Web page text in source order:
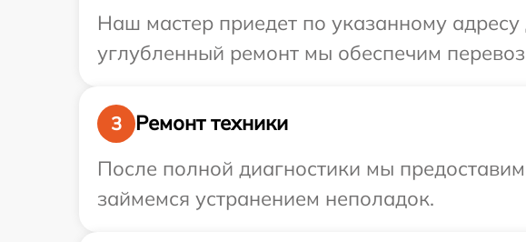
Наш мастер приедет по указанному адресу
углубленный ремонт мы обеспечим
3
Ремонт техники
После полной диагностики мы
займемся устранением неполадок.